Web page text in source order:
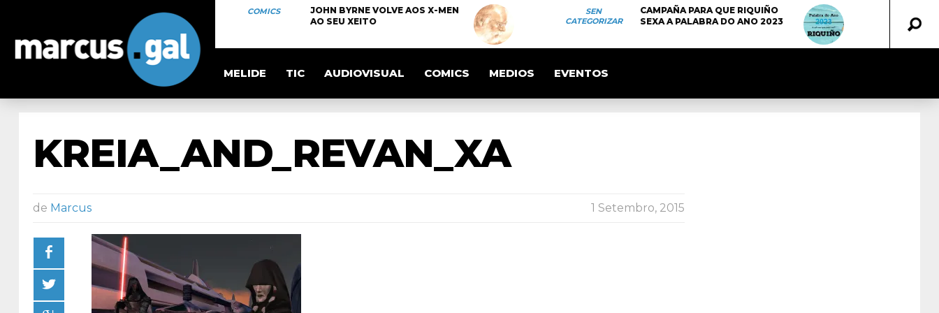
COMICS
JOHN BYRNE VOLVE AOS X-MEN
AO SEU XEITO
SEN
CATEGORIZAR
CAMPAÑA PARA QUE RIQUIÑO
SEXA A PALABRA DO ANO 2023
MELIDE TIC AUDIOVISUAL COMICS MEDIOS EVENTOS
KREIA_AND_REVAN_XA
de Marcus 1 Setembro, 2015